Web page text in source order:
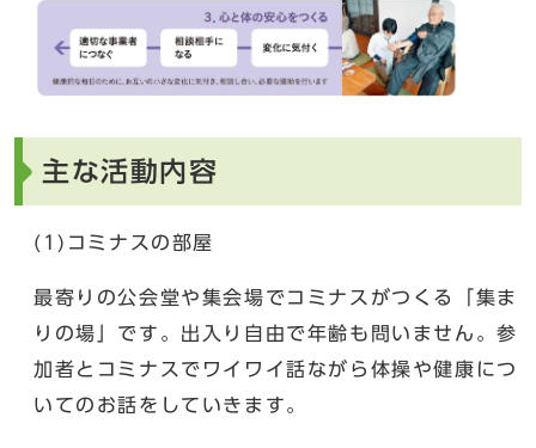
主な活動内容
(1)コミナスの部屋
最寄りの公会堂や集会場でコミナスがつくる「集ま
りの場」です。出入り自由で年齢も問いません。参
加者とコミナスでワイワイ話ながら体操や健康につ
いてのお話をしていきます。